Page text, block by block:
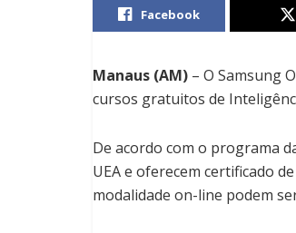
Facebook
Manaus (AM) – O Samsung
cursos gratuitos de
De acordo com o programa
UEA e oferecem certificado
modalidade on-line podem